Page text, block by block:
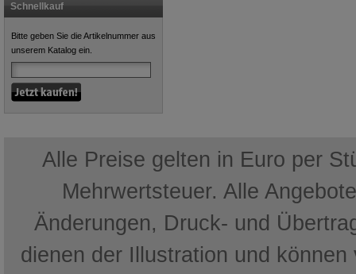
Schnellkauf
Bitte geben Sie die Artikelnummer aus
unserem Katalog ein.
Alle Preise gelten in Euro per
Mehrwertsteuer. Alle
Änderungen, Druck- und
dienen der Illustration und